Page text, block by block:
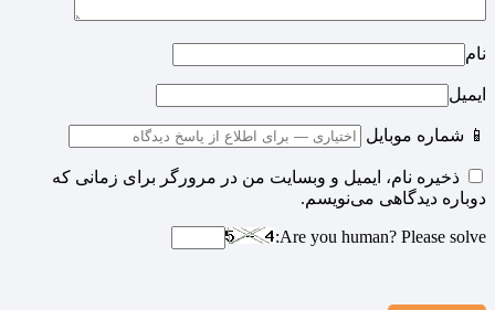
نام
ایمیل
📱 شماره موبایل
ذخیره نام، ایمیل و وبسایت من در مرورگر برای زمانی که
دوباره دیدگاهی می‌نویسم.
Are you human? Please solve: